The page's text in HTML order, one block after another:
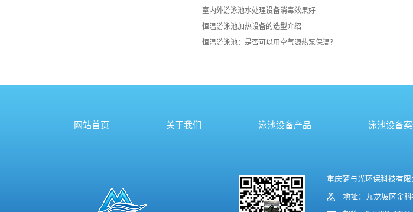
室内外游泳池水处理设备消毒效果好
恒温游泳池加热设备的选型介绍
恒温游泳池：是否可以用空气源热泵保温？
网站首页 关于我们 泳池设备产品 泳池设备案
重庆梦与光环保科技有限
地址：九龙坡区金